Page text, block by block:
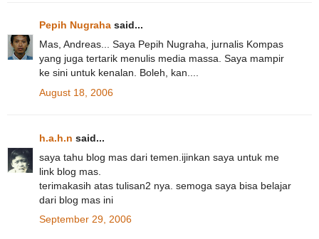
Pepih Nugraha said...
Mas, Andreas... Saya Pepih Nugraha, jurnalis Kompas
yang juga tertarik menulis media massa. Saya mampir
ke sini untuk kenalan. Boleh, kan....
August 18, 2006
h.a.h.n said...
saya tahu blog mas dari temen.ijinkan saya untuk me
link blog mas.
terimakasih atas tulisan2 nya. semoga saya bisa belajar
dari blog mas ini
September 29, 2006